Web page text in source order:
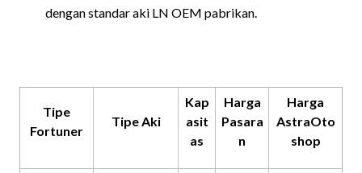
dengan standar aki LN OEM pabrikan.
Tipe
Fortuner
Tipe Aki
Kap
asit
as
Harga
Pasara
n
Harga
AstraOto
shop